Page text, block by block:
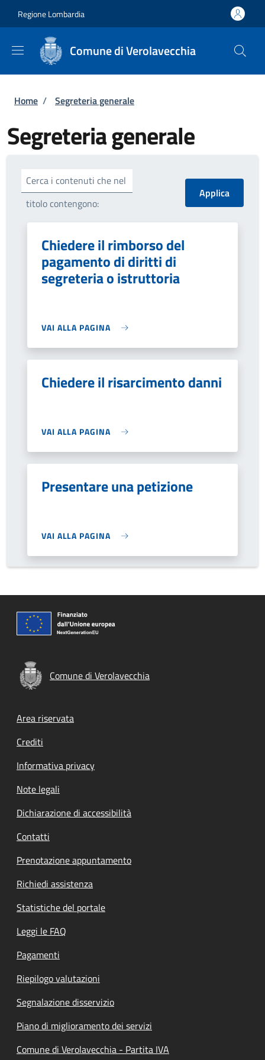
Regione Lombardia
Comune di Verolavecchia
Briciole di pane
Home / Segreteria generale
Segreteria generale
Cerca i contenuti che nel
titolo contengono:
Chiedere il rimborso del
pagamento di diritti di
segreteria o istruttoria
VAI ALLA PAGINA
Chiedere il risarcimento danni
VAI ALLA PAGINA
Presentare una petizione
VAI ALLA PAGINA
Comune di Verolavecchia
Footer menu
Area riservata
Crediti
Informativa privacy
Note legali
Dichiarazione di accessibilità
Contatti
Prenotazione appuntamento
Richiedi assistenza
Statistiche del portale
Leggi le FAQ
Pagamenti
Riepilogo valutazioni
Segnalazione disservizio
Piano di miglioramento dei servizi
Comune di Verolavecchia - Partita IVA